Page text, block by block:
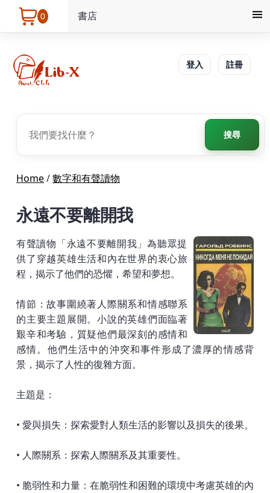
0 書店
登入 註冊
搜尋
Home/數字和有聲讀物
永遠不要離開我
有聲讀物「永遠不要離開我」為聽眾提
供了穿越英雄生活和內在世界的衷心旅
程，揭示了他們的恐懼，希望和夢想。
情節：故事圍繞著人際關系和情感聯系
的主要主題展開。小說的英雄們面臨著
艱辛和考驗，質疑他們最深刻的感情和
感情。他們生活中的沖突和事件形成了濃厚的情感背
景，揭示了人性的復雜方面。
主題是：
• 愛與損失：探索愛對人類生活的影響以及損失的後果。
• 人際關系：探索人際關系及其重要性。
• 脆弱性和力量：在脆弱性和困難的環境中考慮英雄的內